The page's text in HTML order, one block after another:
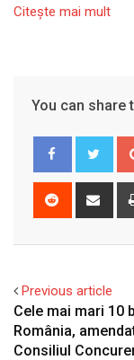
Citeşte mai mult
You can share
Reddit
Previous article
Cele mai mari 10
România,
Consiliul